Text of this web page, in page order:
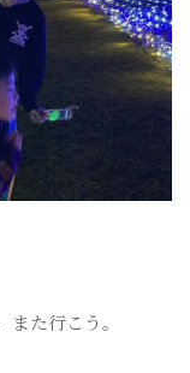
た行こう。